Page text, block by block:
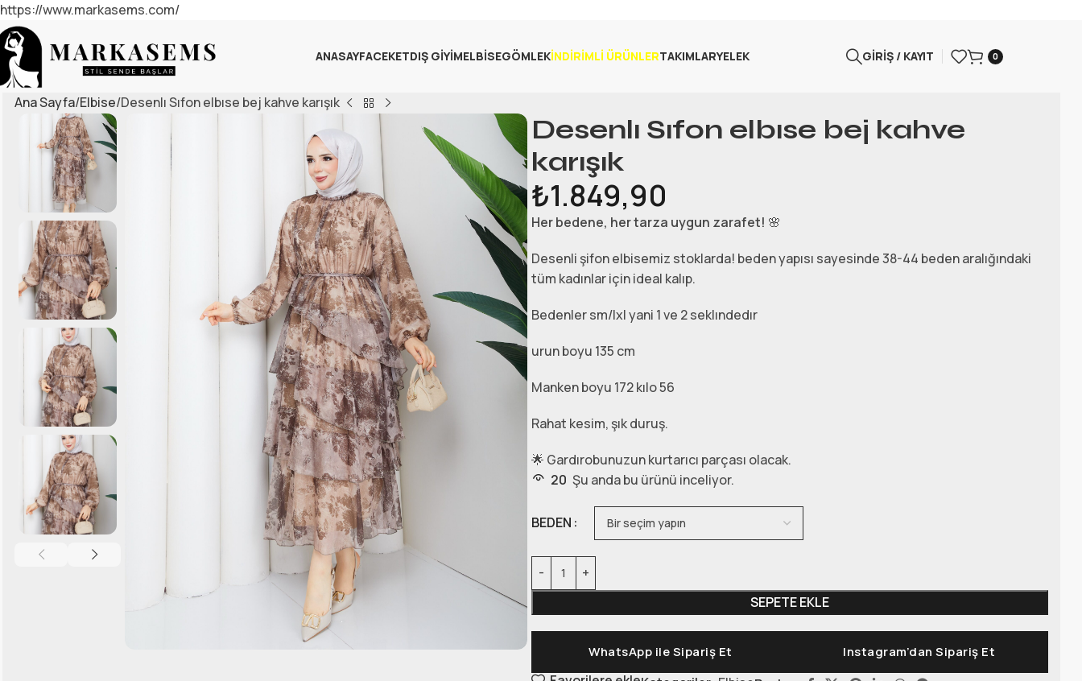
https://www.markasems.com/
ANASAYFACEKETDIŞ GIYIMELBISEGÖMLEKİNDIRIMLI ÜRÜNLERTAKIMLARYELEK GIRIŞ / KAYIT 0
Ana Sayfa Elbise Desenlı Sıfon elbıse bej kahve karışık
Desenlı Sıfon elbıse bej kahve
karışık
₺1.849,90
Her bedene, her tarza uygun zarafet! 🌸
Desenli şifon elbisemiz stoklarda! beden yapısı sayesinde 38-44 beden aralığındaki
tüm kadınlar için ideal kalıp.
Bedenler sm/lxl yani 1 ve 2 seklındedır
urun boyu 135 cm
Manken boyu 172 kılo 56
Rahat kesim, şık duruş.
🌟 Gardırobunuzun kurtarıcı parçası olacak.
20 Şu anda bu ürünü inceliyor.
BEDEN
SEPETE EKLE
WhatsApp ile Sipariş Et Instagram’dan Sipariş Et